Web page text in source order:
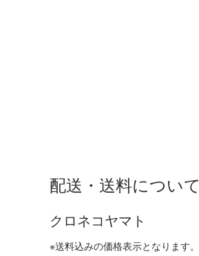
配送・送料について
クロネコヤマト
※送料込みの価格表示となります。